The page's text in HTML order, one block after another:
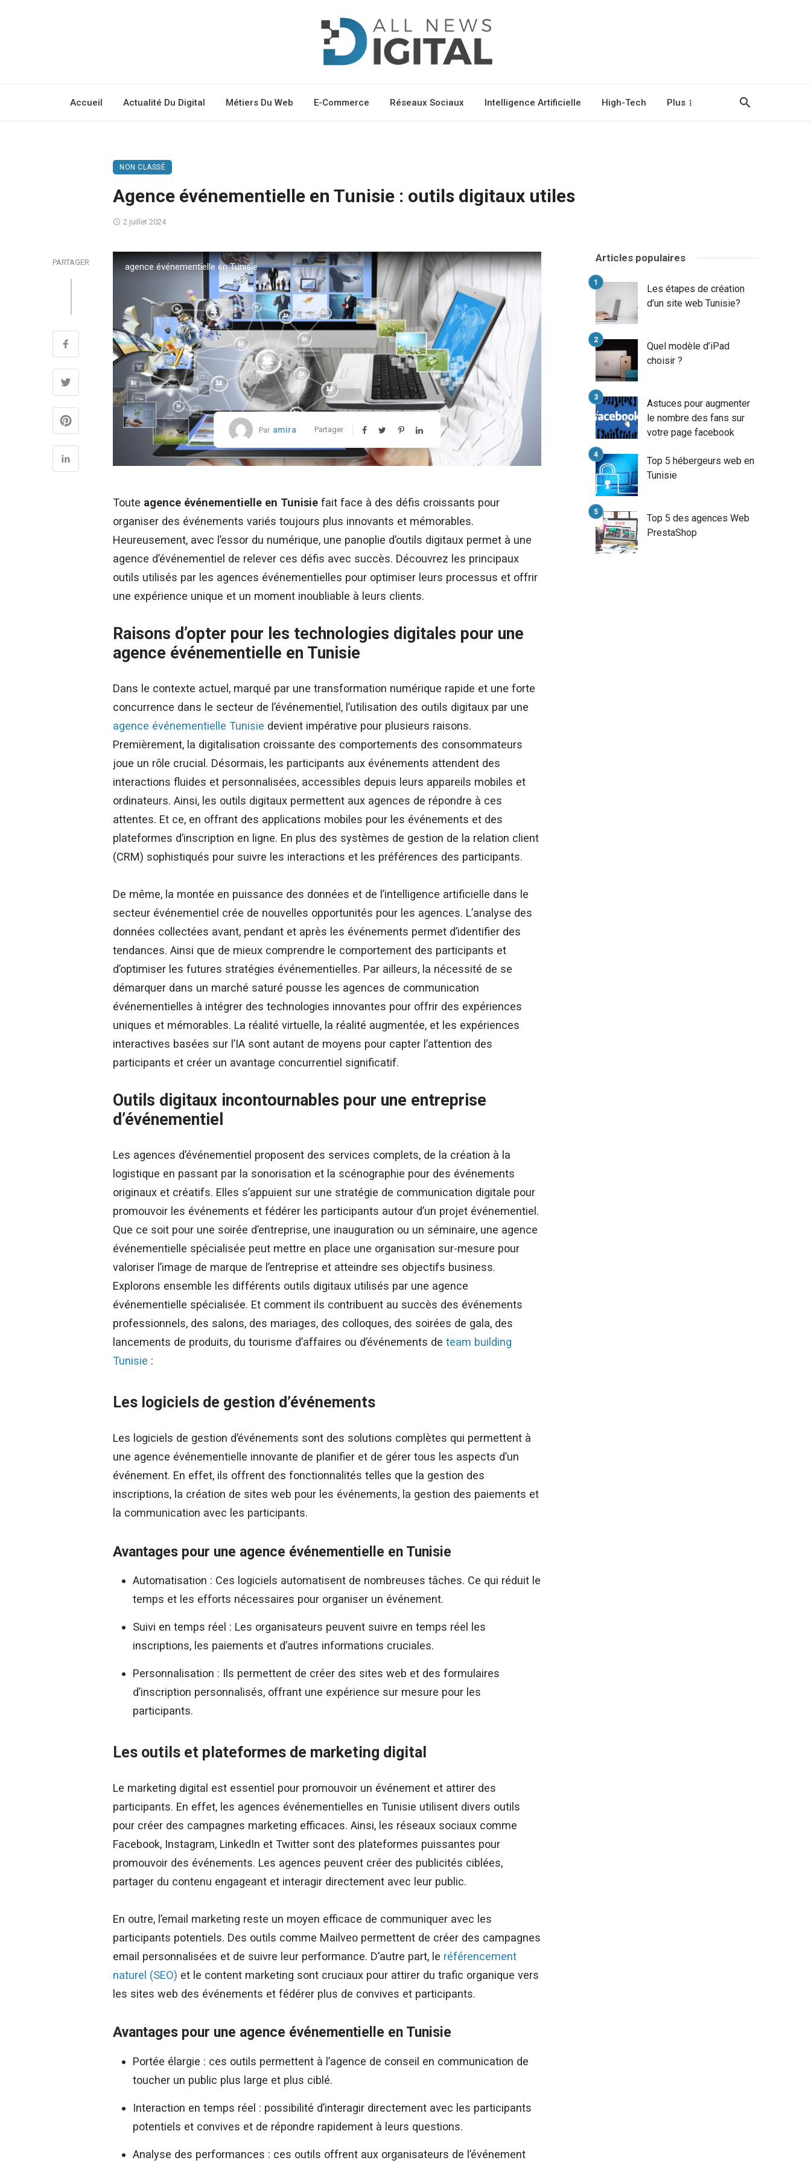
Accueil Actualité Du Digital Métiers Du Web E-Commerce Réseaux Sociaux Intelligence Artificielle High-Tech Plus
NON CLASSÉ
Agence événementielle en Tunisie : outils digitaux utiles
2 juillet 2024
PARTAGER agence événementielle en Tunisie
Par amira Partager
Toute agence événementielle en Tunisie fait face à des défis croissants pour
organiser des événements variés toujours plus innovants et mémorables.
Heureusement, avec l’essor du numérique, une panoplie d’outils digitaux permet à une
agence d’événementiel de relever ces défis avec succès. Découvrez les principaux
outils utilisés par les agences événementielles pour optimiser leurs processus et offrir
une expérience unique et un moment inoubliable à leurs clients.
Raisons d’opter pour les technologies digitales pour une
agence événementielle en Tunisie
Dans le contexte actuel, marqué par une transformation numérique rapide et une forte
concurrence dans le secteur de l’événementiel, l’utilisation des outils digitaux par une
agence événementielle Tunisie devient impérative pour plusieurs raisons.
Premièrement, la digitalisation croissante des comportements des consommateurs
joue un rôle crucial. Désormais, les participants aux événements attendent des
interactions fluides et personnalisées, accessibles depuis leurs appareils mobiles et
ordinateurs. Ainsi, les outils digitaux permettent aux agences de répondre à ces
attentes. Et ce, en offrant des applications mobiles pour les événements et des
plateformes d’inscription en ligne. En plus des systèmes de gestion de la relation client
(CRM) sophistiqués pour suivre les interactions et les préférences des participants.
De même, la montée en puissance des données et de l’intelligence artificielle dans le
secteur événementiel crée de nouvelles opportunités pour les agences. L’analyse des
données collectées avant, pendant et après les événements permet d’identifier des
tendances. Ainsi que de mieux comprendre le comportement des participants et
d’optimiser les futures stratégies événementielles. Par ailleurs, la nécessité de se
démarquer dans un marché saturé pousse les agences de communication
événementielles à intégrer des technologies innovantes pour offrir des expériences
uniques et mémorables. La réalité virtuelle, la réalité augmentée, et les expériences
interactives basées sur l’IA sont autant de moyens pour capter l’attention des
participants et créer un avantage concurrentiel significatif.
Outils digitaux incontournables pour une entreprise
d’événementiel
Les agences d’événementiel proposent des services complets, de la création à la
logistique en passant par la sonorisation et la scénographie pour des événements
originaux et créatifs. Elles s’appuient sur une stratégie de communication digitale pour
promouvoir les événements et fédérer les participants autour d’un projet événementiel.
Que ce soit pour une soirée d’entreprise, une inauguration ou un séminaire, une agence
événementielle spécialisée peut mettre en place une organisation sur-mesure pour
valoriser l’image de marque de l’entreprise et atteindre ses objectifs business.
Explorons ensemble les différents outils digitaux utilisés par une agence
événementielle spécialisée. Et comment ils contribuent au succès des événements
professionnels, des salons, des mariages, des colloques, des soirées de gala, des
lancements de produits, du tourisme d’affaires ou d’événements de team building
Tunisie :
Les logiciels de gestion d’événements
Les logiciels de gestion d’événements sont des solutions complètes qui permettent à
une agence événementielle innovante de planifier et de gérer tous les aspects d’un
événement. En effet, ils offrent des fonctionnalités telles que la gestion des
inscriptions, la création de sites web pour les événements, la gestion des paiements et
la communication avec les participants.
Avantages pour une agence événementielle en Tunisie
Automatisation : Ces logiciels automatisent de nombreuses tâches. Ce qui réduit le
temps et les efforts nécessaires pour organiser un événement.
Suivi en temps réel : Les organisateurs peuvent suivre en temps réel les
inscriptions, les paiements et d’autres informations cruciales.
Personnalisation : Ils permettent de créer des sites web et des formulaires
d’inscription personnalisés, offrant une expérience sur mesure pour les
participants.
Les outils et plateformes de marketing digital
Le marketing digital est essentiel pour promouvoir un événement et attirer des
participants. En effet, les agences événementielles en Tunisie utilisent divers outils
pour créer des campagnes marketing efficaces. Ainsi, les réseaux sociaux comme
Facebook, Instagram, LinkedIn et Twitter sont des plateformes puissantes pour
promouvoir des événements. Les agences peuvent créer des publicités ciblées,
partager du contenu engageant et interagir directement avec leur public.
En outre, l’email marketing reste un moyen efficace de communiquer avec les
participants potentiels. Des outils comme Mailveo permettent de créer des campagnes
email personnalisées et de suivre leur performance. D’autre part, le référencement
naturel (SEO) et le content marketing sont cruciaux pour attirer du trafic organique vers
les sites web des événements et fédérer plus de convives et participants.
Avantages pour une agence événementielle en Tunisie
Portée élargie : ces outils permettent à l’agence de conseil en communication de
toucher un public plus large et plus ciblé.
Interaction en temps réel : possibilité d’interagir directement avec les participants
potentiels et convives et de répondre rapidement à leurs questions.
Analyse des performances : ces outils offrent aux organisateurs de l’événement
Articles populaires
Les étapes de création
d’un site web Tunisie?
Quel modèle d’iPad
choisir ?
Astuces pour augmenter
le nombre des fans sur
votre page facebook
Top 5 hébergeurs web en
Tunisie
Top 5 des agences Web
PrestaShop